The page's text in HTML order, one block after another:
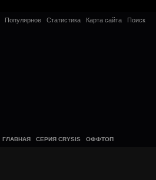
Популярное Статистика Карта сайта Поиск
ГЛАВНАЯ СЕРИЯ CRYSIS ОФФТОП